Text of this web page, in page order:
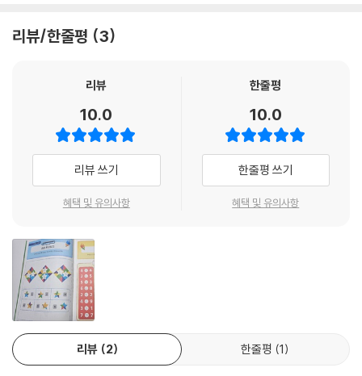
숨은그림 찾기 66
대칭 추측하기 68
숫자 채워 넣기 69
공통점 찾기 71
기억하고 계산하기 72
숨은그림 찾기 73
낱말과 낱말의 위치 기억하기 75
앞뒤 구분하기 77
대칭 모양 찾기 78
연산 완성하기 79
공간의 위치 알기 80
꽃 이름 맞추기 82
0쪽 참고)
제안된 숫자를 사용하여 식을 완성하며 계산능력 키우는 활동(79쪽 참고)
외출하는 순서를 생각하며 문제해결능력 키우는 활동(93쪽 참고)
다양한 활동을 수행하는 어르신들이 지루하거나 어렵게 느끼지 않도록 화
려한 색감으로 호기심을 가질 수 있게 하였으며, 활동의 난이도는 별점으
록 구성하였습니다.
치매에 대한 막연한 불안감에서 벗어나게 할 것입니다.
우리는 ‘오래 사는 시대’를 지나 ‘잘 사는 노년 시대’를 살아가기를 원합니
다. 또한 평균수명이 길어지면서 기억력과 판단력, 정서적 안정과 같은 인
지·정신건강의 중요성이 더욱 커졌습니다. “혹시 내가 치매에 걸리면 어떡
리뷰/한줄평 3
리뷰
10.0
리뷰 쓰기
혜택 및 유의사항
한줄평
10.0
한줄평 쓰기
혜택 및 유의사항
리뷰 2 한줄평 1